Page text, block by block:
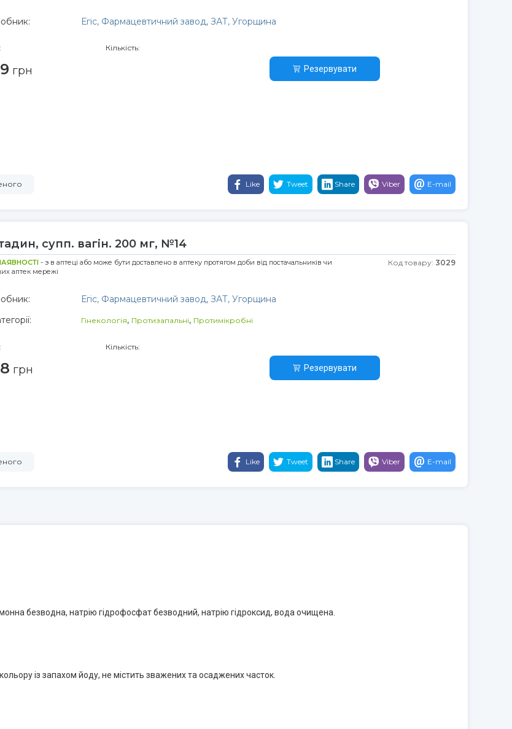
Егіс, Фармацевтичний завод, ЗАТ, Угорщина
грн
Кількість:
Резервувати
Like Tweet Share Viber E-mail
супп. вагін. 200 мг, №14
- э в аптеці або може бути доставлено в аптеку протягом доби від постачальників чи
аптек мережі
Код товару: 3029
Егіс, Фармацевтичний завод, ЗАТ, Угорщина
Гінекологія, Протизапальні, Протимікробні
грн
Кількість:
Резервувати
Like Tweet Share Viber E-mail
безводна, натрію гідрофосфат безводний, натрію гідроксид, вода очищена.
із запахом йоду, не містить зважених та осаджених часток.